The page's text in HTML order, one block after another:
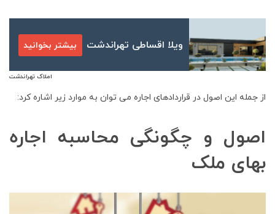
ویلا اقساطی تهراندشت بیشتر بخوانید
املاک تهراندشت
از جمله این اصول در قراردادهای اجاره می توان به موارد زیر اشاره کرد:
اصول و چگونگی محاسبه اجاره
بهای ملک